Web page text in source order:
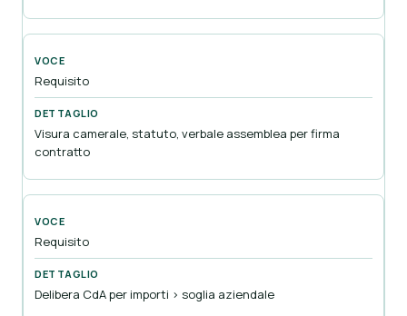
Requisito
Visura camerale, statuto, verbale assemblea per firma
contratto
Requisito
Delibera CdA per importi > soglia aziendale